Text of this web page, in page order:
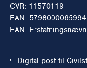
CVR: 11570119
EAN: 5798000065994
EAN:
Digital post til